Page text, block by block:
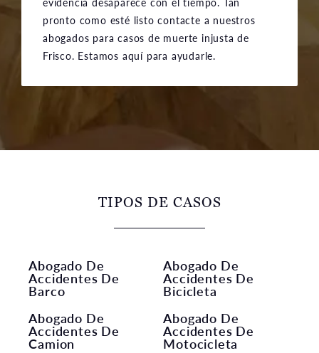
pronto como esté listo contacte a nuestros
abogados para casos de muerte injusta de
Frisco. Estamos aquí para ayudarle.
TIPOS DE CASOS
Abogado De
Accidentes De
Barco
Abogado De
Accidentes De
Bicicleta
Abogado De
Accidentes De
Camion
Abogado De
Accidentes De
Motocicleta